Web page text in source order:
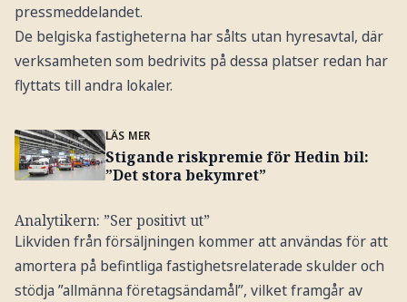
pressmeddelandet.
De belgiska fastigheterna har sålts utan hyresavtal, där
verksamheten som bedrivits på dessa platser redan har
flyttats till andra lokaler.
LÄS MER
Stigande riskpremie för Hedin bil:
”Det stora bekymret”
Analytikern: ”Ser positivt ut”
Likviden från försäljningen kommer att användas för att
amortera på befintliga fastighetsrelaterade skulder och
stödja ”allmänna företagsändamål”, vilket framgår av